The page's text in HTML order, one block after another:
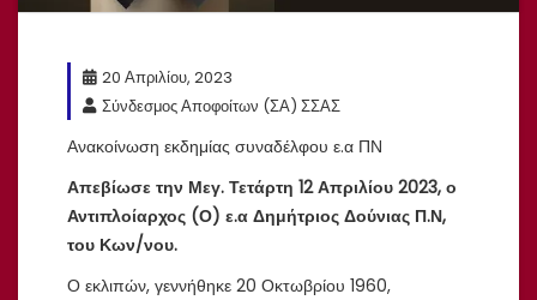
20 Απριλίου, 2023
Σύνδεσμος Αποφοίτων (ΣΑ) ΣΣΑΣ
Ανακοίνωση εκδημίας συναδέλφου ε.α ΠΝ
Απεβίωσε την Μεγ. Τετάρτη 12 Απριλίου 2023, ο
Αντιπλοίαρχος (Ο) ε.α Δημήτριος Δούνιας Π.Ν,
του Κων/νου.
Ο εκλιπών, γεννήθηκε 20 Οκτωβρίου 1960,